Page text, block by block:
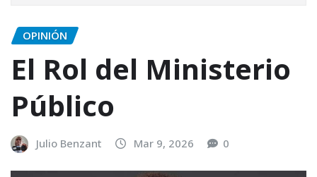
OPINIÓN
El Rol del Ministerio
Público
Julio Benzant Mar 9, 2026 0